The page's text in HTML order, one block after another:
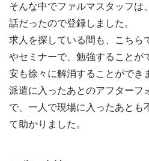
そんな中でファルマスタッフは
話だったので登録しました。
求人を探している間も、こちら
やセミナーで、勉強することが
安も徐々に解消することができ
派遣に入ったあとのアフターフ
で、一人で現場に入ったあとも
て助かりました。